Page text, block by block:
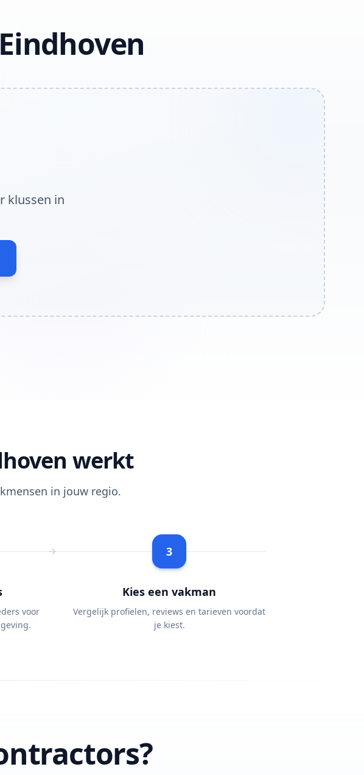
klussen in
werkt
in jouw regio.
voor
3
Kies een vakman
Vergelijk profielen, reviews en tarieven voordat
je kiest.